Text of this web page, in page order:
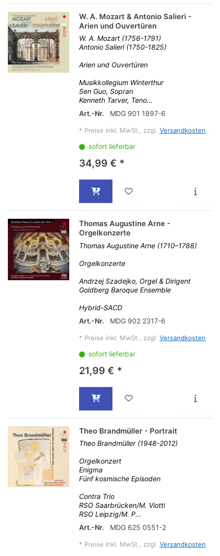
W. A. Mozart & Antonio Salieri -
Arien und Ouvertüren
W. A. Mozart (1756-1791)
Antonio Salieri (1750-1825)
Arien und Ouvertüren
Musikkollegium Winterthur
Sen Guo, Sopran
Kenneth Tarver, Teno...
Art.-Nr.
MDG 901 1897-6
* Preise inkl. MwSt., zzgl. Versandkosten
sofort lieferbar
34,99 € *
Thomas Augustine Arne -
Orgelkonzerte
Thomas Augustine Arne (1710–1788)
Orgelkonzerte
Andrzej Szadejko, Orgel & Dirigent
Goldberg Baroque Ensemble
Hybrid-SACD
Art.-Nr.
MDG 902 2317-6
* Preise inkl. MwSt., zzgl. Versandkosten
sofort lieferbar
21,99 € *
Theo Brandmüller - Portrait
Theo Brandmüller (1948-2012)
Orgelkonzert
Enigma
Fünf kosmische Episoden
Contra Trio
RSO Saarbrücken/M. Viotti
RSO Leipzig/M. P...
Art.-Nr.
MDG 625 0551-2
* Preise inkl. MwSt., zzgl. Versandkosten